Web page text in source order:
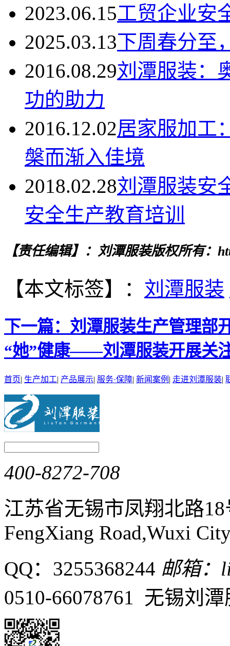
2023.06.15工贸企业安
2025.03.13下周春分至
2016.08.29刘潭服装：
功的助力
2016.12.02居家服加工
槃而渐入佳境
2018.02.28刘潭服装安
安全生产教育培训
【责任编辑】：刘潭服装版权所有：
【本文标签】： 刘潭服装
下一篇： 刘潭服装生产管理部
“她”健康——刘潭服装开展关
首页| 生产加工| 产品展示| 服务·保障| 新闻案例 | 走进刘潭服装|
400-8272-708
江苏省无锡市凤翔北路
FengXiang Road,Wuxi
QQ：3255368244 邮箱：
0510-66078761 无锡刘